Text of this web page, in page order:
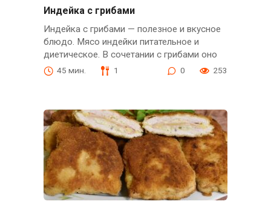
Индейка с грибами
Индейка с грибами — полезное и вкусное
блюдо. Мясо индейки питательное и
диетическое. В сочетании с грибами оно
45 мин. 1 0 253